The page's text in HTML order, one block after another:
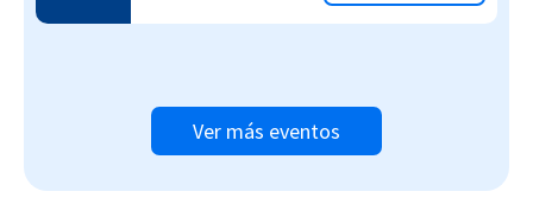
Ver más eventos